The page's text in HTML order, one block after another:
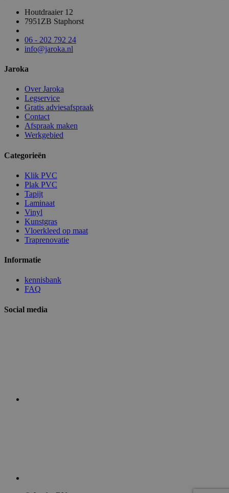
Houtdraaier 12
7951ZB Staphorst
06 - 202 792 24
info@jaroka.nl
Jaroka
Over Jaroka
Legservice
Gratis adviesafspraak
Contact
Afspraak maken
Werkgebied
Categorieën
Klik PVC
Plak PVC
Tapijt
Laminaat
Vinyl
Kunstgras
Vloerkleed op maat
Traprenovatie
Informatie
kennisbank
FAQ
Social media